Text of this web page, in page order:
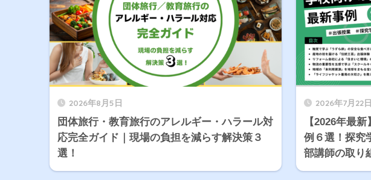
2026年8月5日
団体旅行・教育旅行のアレルギー・ハラール対
応完全ガイド｜現場の負担を減らす解決策３
選！
2026年7月22日
【2026年最
例６選！探究
部講師の取り